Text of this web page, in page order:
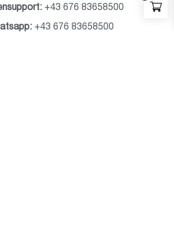
+43 676 83658500
+43 676 83658500